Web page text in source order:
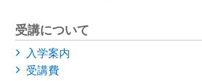
受講について
入学案内
受講費